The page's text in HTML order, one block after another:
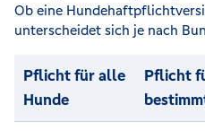
Ob eine
unterscheidet sich je nach
Pflicht für alle
Hunde
Pflicht